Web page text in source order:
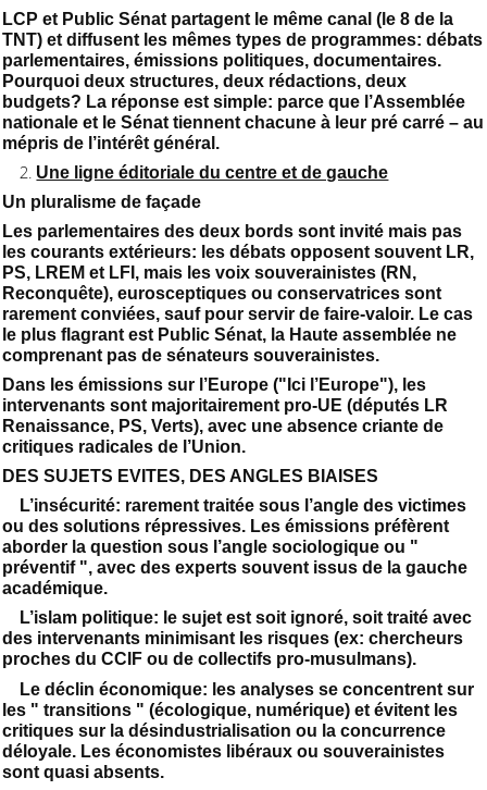
LCP et Public Sénat partagent le même canal (le 8 de la
TNT) et diffusent les mêmes types de programmes: débats
parlementaires, émissions politiques, documentaires.
Pourquoi deux structures, deux rédactions, deux
budgets? La réponse est simple: parce que l’Assemblée
nationale et le Sénat tiennent chacune à leur pré carré – au
mépris de l’intérêt général.
Une ligne éditoriale du centre et de gauche
Un pluralisme de façade
Les parlementaires des deux bords sont invité mais pas
les courants extérieurs: les débats opposent souvent LR,
PS, LREM et LFI, mais les voix souverainistes (RN,
Reconquête), eurosceptiques ou conservatrices sont
rarement conviées, sauf pour servir de faire-valoir. Le cas
le plus flagrant est Public Sénat, la Haute assemblée ne
comprenant pas de sénateurs souverainistes.
Dans les émissions sur l’Europe ("Ici l’Europe"), les
intervenants sont majoritairement pro-UE (députés LR
Renaissance, PS, Verts), avec une absence criante de
critiques radicales de l’Union.
DES SUJETS EVITES, DES ANGLES BIAISES
L’insécurité: rarement traitée sous l’angle des victimes
ou des solutions répressives. Les émissions préfèrent
aborder la question sous l’angle sociologique ou "
préventif ", avec des experts souvent issus de la gauche
académique.
L’islam politique: le sujet est soit ignoré, soit traité avec
des intervenants minimisant les risques (ex: chercheurs
proches du CCIF ou de collectifs pro-musulmans).
Le déclin économique: les analyses se concentrent sur
les " transitions " (écologique, numérique) et évitent les
critiques sur la désindustrialisation ou la concurrence
déloyale. Les économistes libéraux ou souverainistes
sont quasi absents.